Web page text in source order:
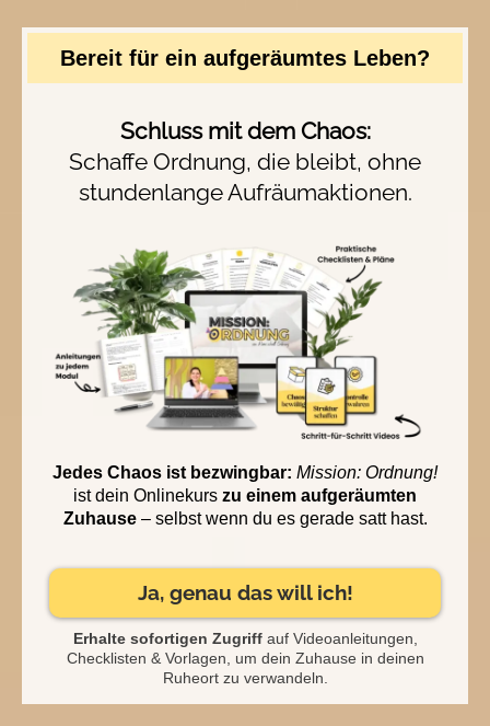
Bereit für ein aufgeräumtes Leben?
Schluss mit dem Chaos:
Schaffe Ordnung, die bleibt, ohne
stundenlange Aufräumaktionen.
Jedes Chaos ist bezwingbar: Mission: Ordnung!
ist dein Onlinekurs zu einem aufgeräumten
Zuhause– selbst wenn du es gerade satt hast.
Ja, genau das will ich!
Erhalte sofortigen Zugriff auf Videoanleitungen,
Checklisten & Vorlagen, um dein Zuhause in deinen
Ruheort zu verwandeln.